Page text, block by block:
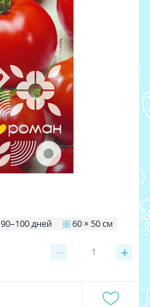
90–100 дней 60 × 50 см
− +
1